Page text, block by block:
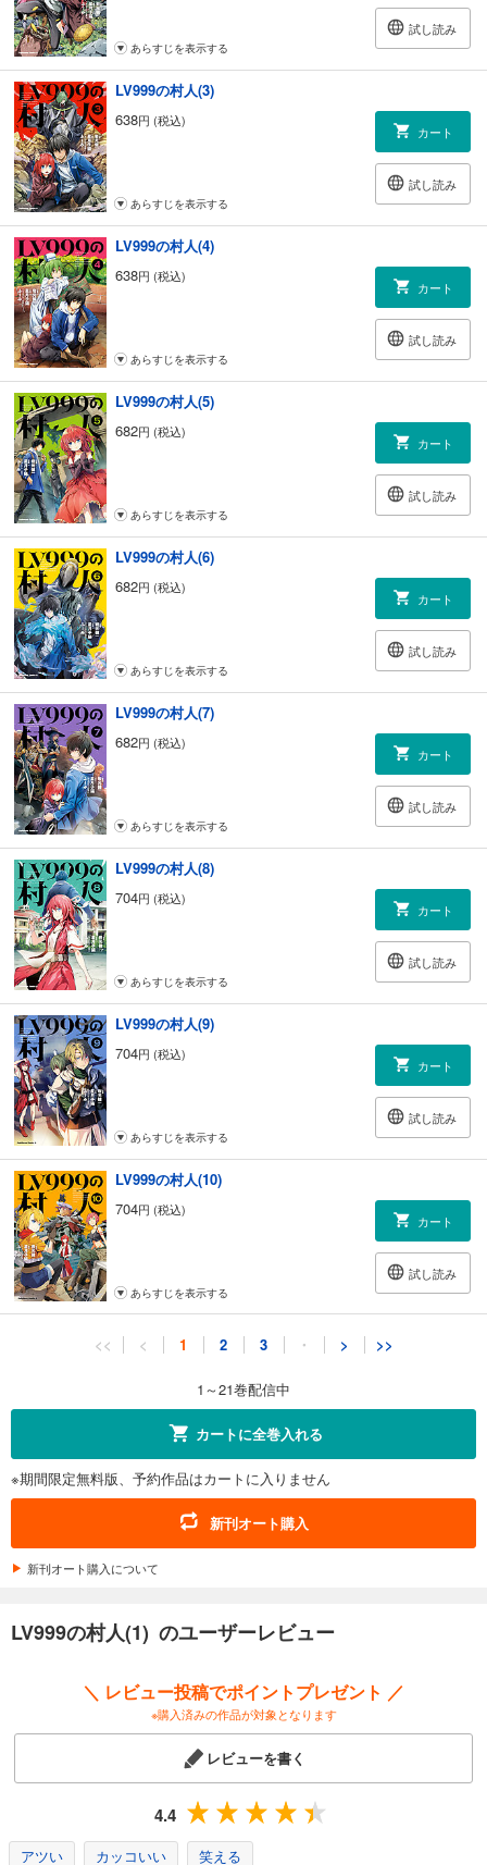
試し読み
あらすじを表示する
LV999の村人(3)
638円 (税込)
カート
試し読み
あらすじを表示する
LV999の村人(4)
638円 (税込)
カート
試し読み
あらすじを表示する
LV999の村人(5)
682円 (税込)
カート
試し読み
あらすじを表示する
LV999の村人(6)
682円 (税込)
カート
試し読み
あらすじを表示する
LV999の村人(7)
682円 (税込)
カート
試し読み
あらすじを表示する
LV999の村人(8)
704円 (税込)
カート
試し読み
あらすじを表示する
LV999の村人(9)
704円 (税込)
カート
試し読み
あらすじを表示する
LV999の村人(10)
704円 (税込)
カート
試し読み
あらすじを表示する
LV999の村人(11)
LV999の村人(12)
円 (税込)
LV999の村人(13)
試し読み
あらすじを表示する
LV999の村人(14)
<< < 1 2 3 ・ > >>
1～21巻配信中
カートに全巻入れる
※期間限定無料版、予約作品はカートに入りません
新刊オート購入
新刊オート購入について
LV999の村人(1) のユーザーレビュー
＼ レビュー投稿でポイントプレゼント ／
※購入済みの作品が対象となります
レビューを書く
4.4
アツい カッコいい 笑える